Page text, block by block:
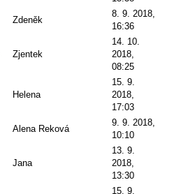
Zdeněk
8. 9. 2018,
16:36
Zjentek
14. 10.
2018,
08:25
Helena
15. 9.
2018,
17:03
Alena Reková
9. 9. 2018,
10:10
Jana
13. 9.
2018,
13:30
15. 9.